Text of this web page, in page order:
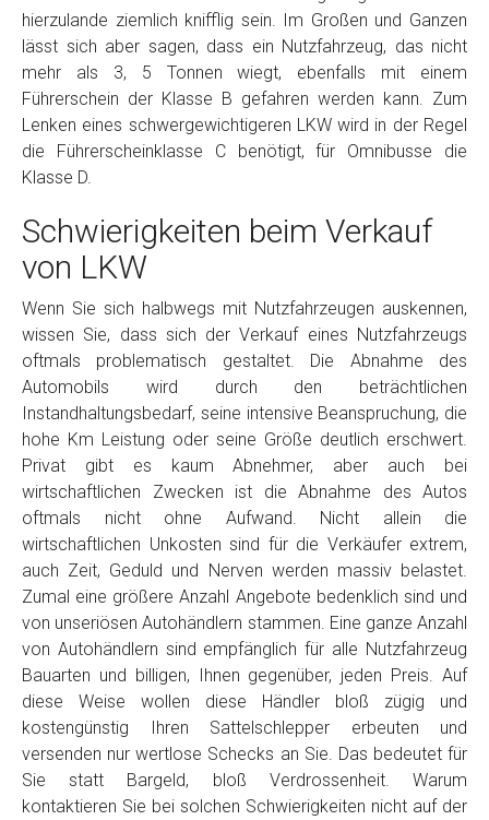
hierzulande ziemlich knifflig sein. Im Großen und Ganzen
lässt sich aber sagen, dass ein Nutzfahrzeug, das nicht
mehr als 3, 5 Tonnen wiegt, ebenfalls mit einem
Führerschein der Klasse B gefahren werden kann. Zum
Lenken eines schwergewichtigeren LKW wird in der Regel
die Führerscheinklasse C benötigt, für Omnibusse die
Klasse D.
Schwierigkeiten beim Verkauf
von LKW
Wenn Sie sich halbwegs mit Nutzfahrzeugen auskennen,
wissen Sie, dass sich der Verkauf eines Nutzfahrzeugs
oftmals problematisch gestaltet. Die Abnahme des
Automobils wird durch den beträchtlichen
Instandhaltungsbedarf, seine intensive Beanspruchung, die
hohe Km Leistung oder seine Größe deutlich erschwert.
Privat gibt es kaum Abnehmer, aber auch bei
wirtschaftlichen Zwecken ist die Abnahme des Autos
oftmals nicht ohne Aufwand. Nicht allein die
wirtschaftlichen Unkosten sind für die Verkäufer extrem,
auch Zeit, Geduld und Nerven werden massiv belastet.
Zumal eine größere Anzahl Angebote bedenklich sind und
von unseriösen Autohändlern stammen. Eine ganze Anzahl
von Autohändlern sind empfänglich für alle Nutzfahrzeug
Bauarten und billigen, Ihnen gegenüber, jeden Preis. Auf
diese Weise wollen diese Händler bloß zügig und
kostengünstig Ihren Sattelschlepper erbeuten und
versenden nur wertlose Schecks an Sie. Das bedeutet für
Sie statt Bargeld, bloß Verdrossenheit. Warum
kontaktieren Sie bei solchen Schwierigkeiten nicht auf der